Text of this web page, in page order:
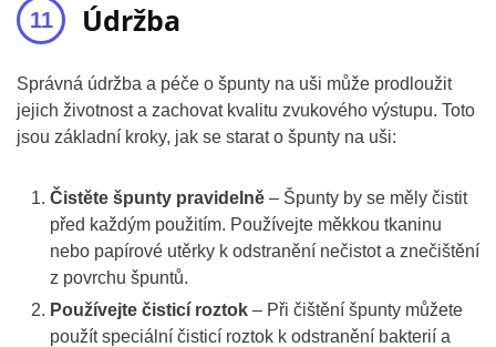
Údržba
Správná údržba a péče o špunty na uši může prodloužit
jejich životnost a zachovat kvalitu zvukového výstupu. Toto
jsou základní kroky, jak se starat o špunty na uši:
Čistěte špunty pravidelně – Špunty by se měly čistit
před každým použitím. Používejte měkkou tkaninu
nebo papírové utěrky k odstranění nečistot a znečištění
z povrchu špuntů.
Používejte čisticí roztok – Při čištění špunty můžete
použít speciální čisticí roztok k odstranění bakterií a